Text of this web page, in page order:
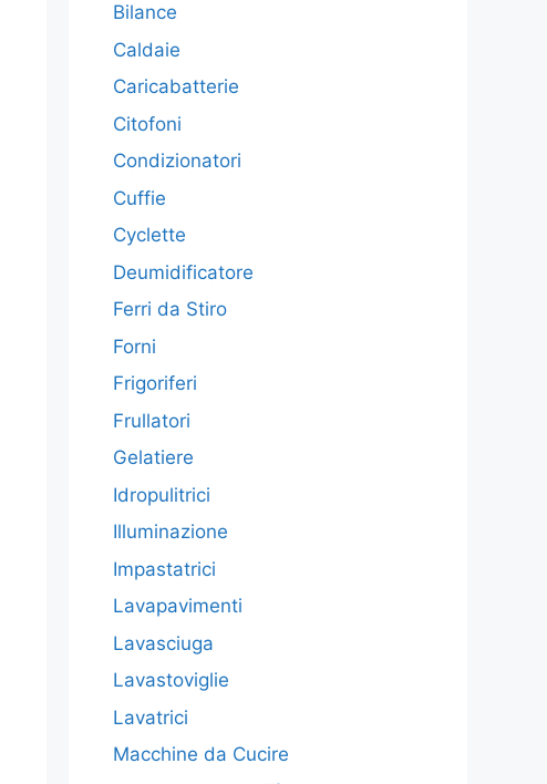
Bilance
Caldaie
Caricabatterie
Citofoni
Condizionatori
Cuffie
Cyclette
Deumidificatore
Ferri da Stiro
Forni
Frigoriferi
Frullatori
Gelatiere
Idropulitrici
Illuminazione
Impastatrici
Lavapavimenti
Lavasciuga
Lavastoviglie
Lavatrici
Macchine da Cucire